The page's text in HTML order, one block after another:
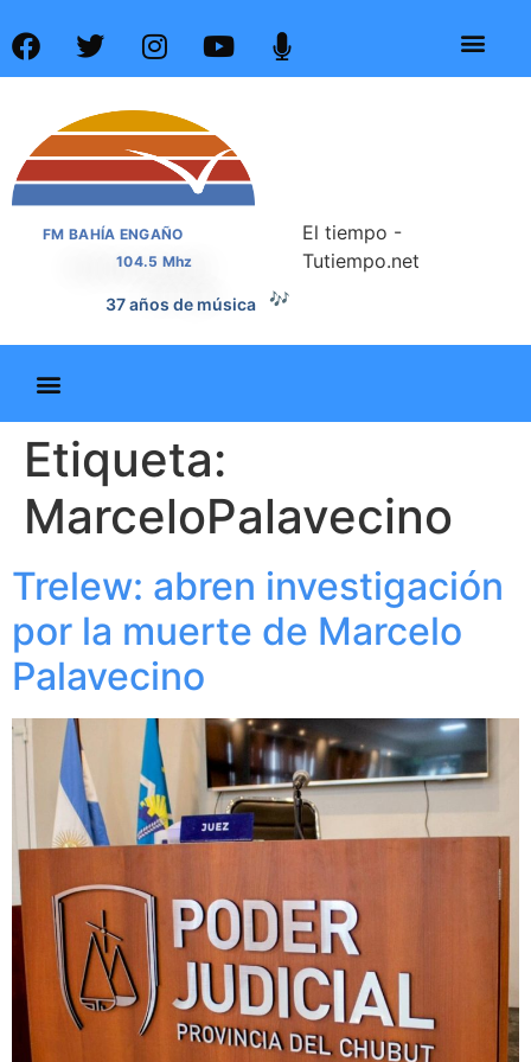
FM BAHÍA ENGAÑO
104.5 Mhz
37 años de música 🎶
El tiempo -
Tutiempo.net
Etiqueta:
MarceloPalavecino
Trelew: abren investigación
por la muerte de Marcelo
Palavecino